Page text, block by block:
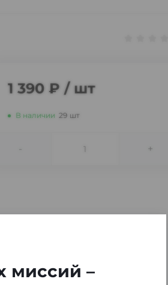
1 390 ₽ / шт
В наличии 29 шт
- +
миссий –